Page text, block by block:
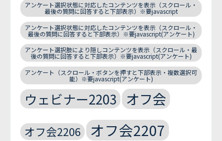
アンケート選択状態に対応したコンテンツを表示（スクロール・
最後の質問に回答すると下部表示）※要javascript
アンケート選択状態に対応したコンテンツを表示（スクロール・
最後の質問に回答すると下部表示）※要javascript(アンケート)
アンケート選択肢により隠しコンテンツを表示（スクロール・最
後の質問に回答すると下部表示）※要javascript(アンケート)
アンケート（スクロール・ボタンを押すと下部表示・複数選択可
能）※要javascript(アンケート)
ウェビナー2203 オフ会
オフ会2206 オフ会2207